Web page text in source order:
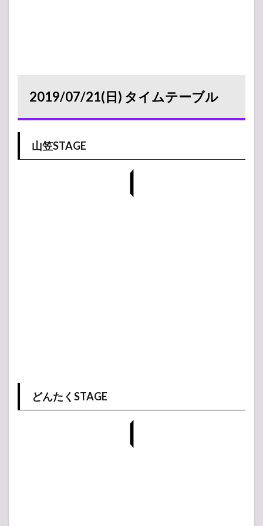
2019/07/21(日) タイムテーブル
山笠STAGE
どんたくSTAGE